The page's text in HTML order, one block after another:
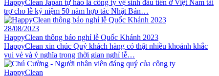
HappyClean Japan tự hào là công ty vệ sinh đầu tiên ở Việt Nam tài
trợ cho lễ kỷ niệm 50 năm hợp tác Nhật Bản…
28/08/2023
HappyClean thông báo nghỉ lễ Quốc Khánh 2023
HappyClean xin chúc Quý khách hàng có thật nhiều khoảnh khắc
vui vẻ và ý nghĩa trong thời gian nghỉ lễ…